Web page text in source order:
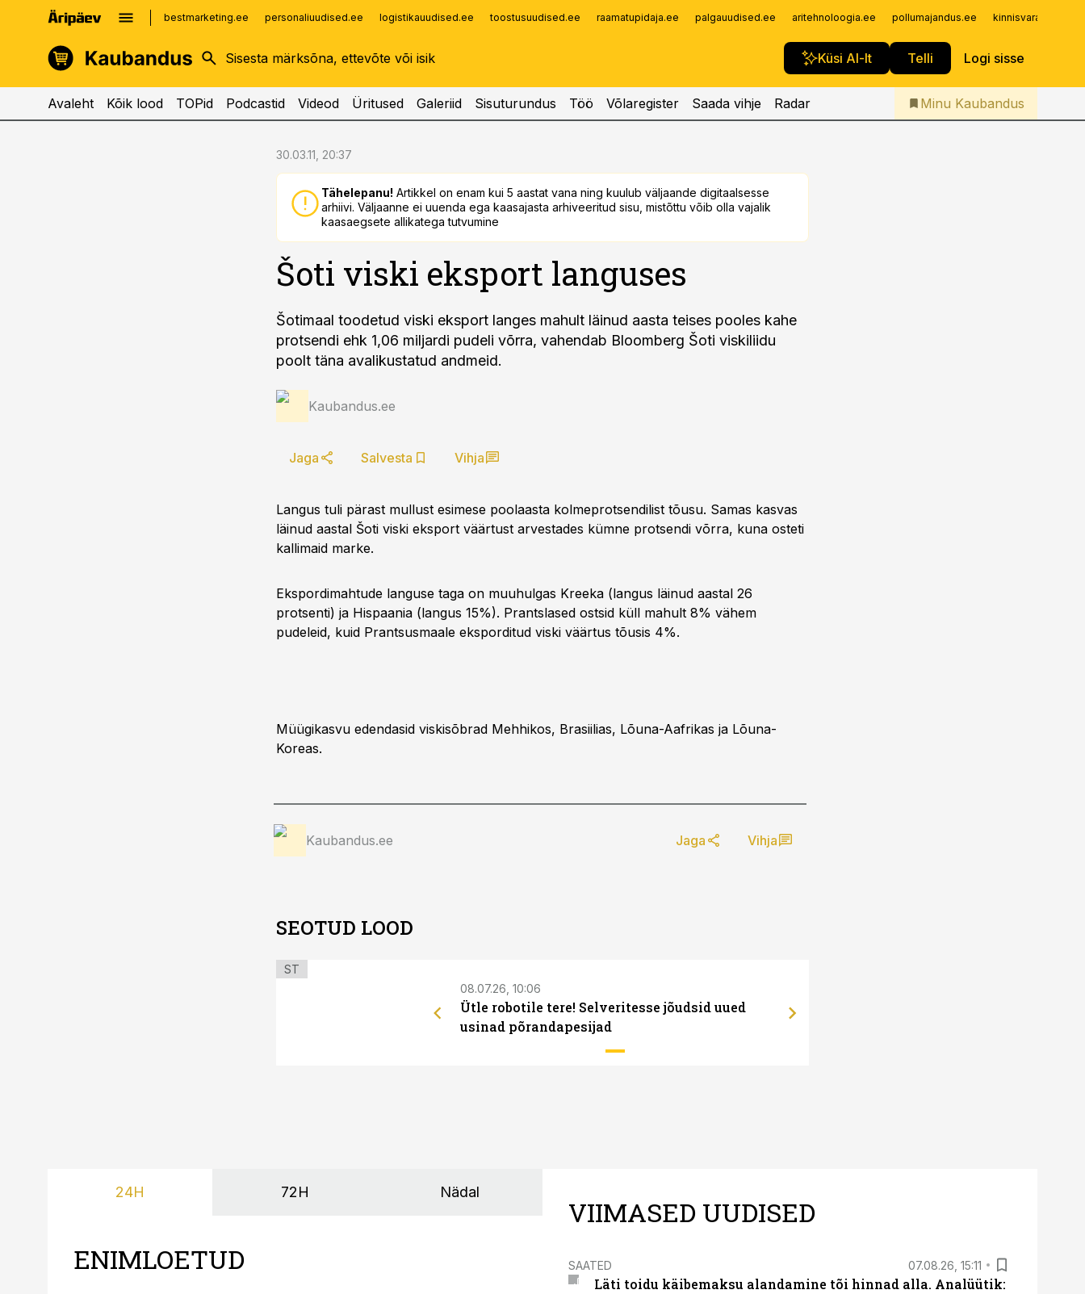
bestmarketing.ee personaliuudised.ee logistikauudised.ee toostusuudised.ee raamatupidaja.ee palgauudised.ee aritehnoloogia.ee pollumajandus.ee
Küsi AI-lt Telli Logi sisse
kinnisvarauudised.ee
logistikauudised.ee
imelineajalugu.ee
Infopank
Iseteenindus
Telli Kaubandus
Avaleht Kõik lood TOPid Podcastid Videod Üritused Galeriid Sisuturundus Töö Võlaregister Saada vihje Radar Minu Kaubandus
30.03.11, 20:37
Tähelepanu! Artikkel on enam kui 5 aastat vana ning kuulub väljaande digitaalsesse
arhiivi. Väljaanne ei uuenda ega kaasajasta arhiveeritud sisu, mistõttu võib olla vajalik
kaasaegsete allikatega tutvumine
Šoti viski eksport languses
Šotimaal toodetud viski eksport langes mahult läinud aasta teises pooles kahe
protsendi ehk 1,06 miljardi pudeli võrra, vahendab Bloomberg Šoti viskiliidu
poolt täna avalikustatud andmeid.
Kaubandus.ee
Jaga Salvesta Vihja
Langus tuli pärast mullust esimese poolaasta kolmeprotsendilist tõusu. Samas kasvas
läinud aastal Šoti viski eksport väärtust arvestades kümne protsendi võrra, kuna osteti
kallimaid marke.
Ekspordimahtude languse taga on muuhulgas Kreeka (langus läinud aastal 26
protsenti) ja Hispaania (langus 15%). Prantslased ostsid küll mahult 8% vähem
pudeleid, kuid Prantsusmaale eksporditud viski väärtus tõusis 4%.
Müügikasvu edendasid viskisõbrad Mehhikos, Brasiilias, Lõuna-Aafrikas ja Lõuna-
Koreas.
Kaubandus.ee Jaga Vihja
SEOTUD LOOD
ST
08.07.26, 10:06
Ütle robotile tere! Selveritesse jõudsid uued
usinad põrandapesijad
24H 72H Nädal
ENIMLOETUD
VIIMASED UUDISED
SAATED 07.08.26, 15:11
Läti toidu käibemaksu alandamine tõi hinnad alla. Analüütik: